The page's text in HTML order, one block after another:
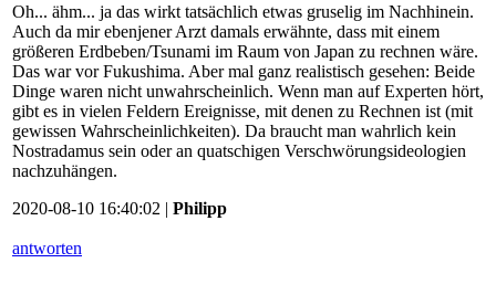
Oh... ähm... ja das wirkt tatsächlich etwas gruselig im Nachhinein.
Auch da mir ebenjener Arzt damals erwähnte, dass mit einem
größeren Erdbeben/Tsunami im Raum von Japan zu rechnen wäre.
Das war vor Fukushima. Aber mal ganz realistisch gesehen: Beide
Dinge waren nicht unwahrscheinlich. Wenn man auf Experten hört,
gibt es in vielen Feldern Ereignisse, mit denen zu Rechnen ist (mit
gewissen Wahrscheinlichkeiten). Da braucht man wahrlich kein
Nostradamus sein oder an quatschigen Verschwörungsideologien
nachzuhängen.
2020-08-10 16:40:02 | Philipp
antworten